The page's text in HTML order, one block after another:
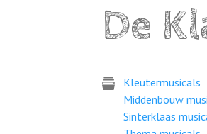
De
Kleutermusicals
Middenbouw
Sinterklaas